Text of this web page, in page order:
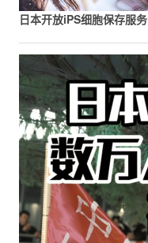
日本开放iPS细胞保存服务